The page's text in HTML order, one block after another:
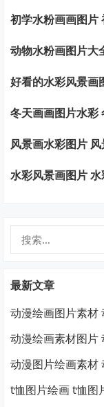
初学水粉画画图片
动物水粉画图片大
好看的水彩风景画
冬天画画图片水彩
风景画水彩图片
水彩风景画图片
最新文章
动漫绘画图片素材
动漫绘画素材图片
动漫图片绘画素材
t恤图片绘画 t恤图